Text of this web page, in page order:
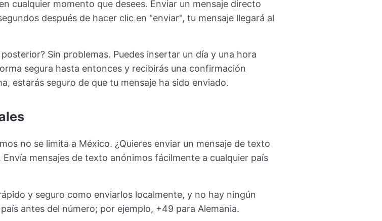
cualquier momento que desees. Enviar un mensaje directo
después de hacer clic en "enviar", tu mensaje llegará al
Sin problemas. Puedes insertar un día y una hora
segura hasta entonces y recibirás una confirmación
estarás seguro de que tu mensaje ha sido enviado.
no se limita a México. ¿Quieres enviar un mensaje de texto
mensajes de texto anónimos fácilmente a cualquier país
y seguro como enviarlos localmente, y no hay ningún
antes del número; por ejemplo, +49 para Alemania.